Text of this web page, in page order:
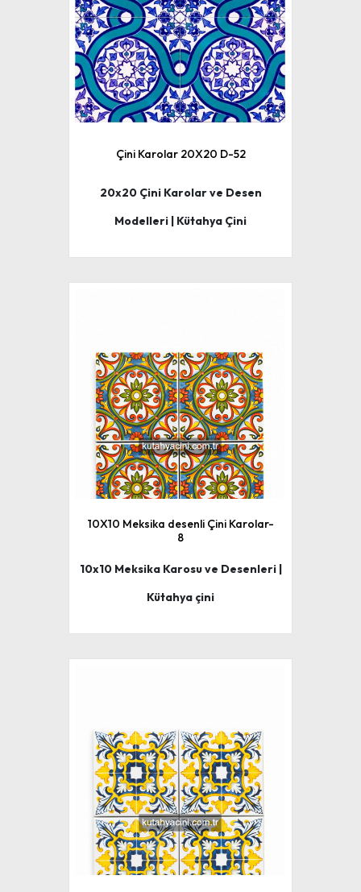
Çini Karolar 20X20 D-52
20x20 Çini Karolar ve Desen
Modelleri | Kütahya Çini
10X10 Meksika desenli Çini Karolar-
8
10x10 Meksika Karosu ve Desenleri |
Kütahya çini